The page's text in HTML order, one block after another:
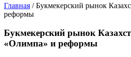
Главная / Букмекерский рынок
реформы
Букмекерский рынок
«Олимпа» и реформы